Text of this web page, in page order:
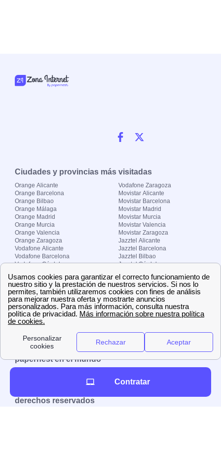
Ciudades y provincias más visitadas
Orange Alicante
Orange Barcelona
Orange Bilbao
Orange Málaga
Orange Madrid
Orange Murcia
Orange Valencia
Orange Zaragoza
Vodafone Alicante
Vodafone Barcelona
Vodafone Córdoba
Vodafone Madrid
Vodafone Murcia
Vodafone Valencia
Vodafone Zaragoza
Movistar Alicante
Movistar Barcelona
Movistar Madrid
Movistar Murcia
Movistar Valencia
Movistar Zaragoza
Jazztel Alicante
Jazztel Barcelona
Jazztel Bilbao
Jazztel Córdoba
Jazztel Málaga
Jazztel Valencia
Jazztel Zaragoza
Sobre Zona-internet.com
¿Quiénes somos?
El grupo papernest
Aviso legal Nuestras ofertas de trabajo
papernest en el mundo
Reino Unido
derechos reservados
Contratar